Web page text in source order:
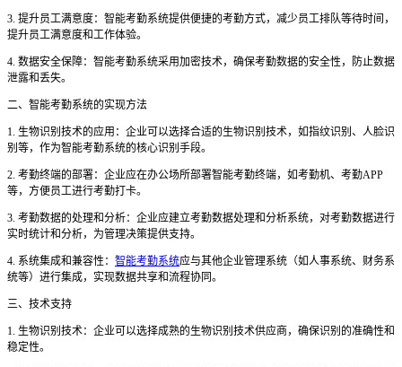
3. 提升员工满意度：智能考勤系统提供便捷的考勤方式，减少员工排队等待时间，
提升员工满意度和工作体验。
4. 数据安全保障：智能考勤系统采用加密技术，确保考勤数据的安全性，防止数据
泄露和丢失。
二、智能考勤系统的实现方法
1. 生物识别技术的应用：企业可以选择合适的生物识别技术，如指纹识别、人脸识
别等，作为智能考勤系统的核心识别手段。
2. 考勤终端的部署：企业应在办公场所部署智能考勤终端，如考勤机、考勤APP
等，方便员工进行考勤打卡。
3. 考勤数据的处理和分析：企业应建立考勤数据处理和分析系统，对考勤数据进行
实时统计和分析，为管理决策提供支持。
4. 系统集成和兼容性： 智能考勤系统应与其他企业管理系统（如人事系统、财务系
统等）进行集成，实现数据共享和流程协同。
三、技术支持
1. 生物识别技术：企业可以选择成熟的生物识别技术供应商，确保识别的准确性和
稳定性。